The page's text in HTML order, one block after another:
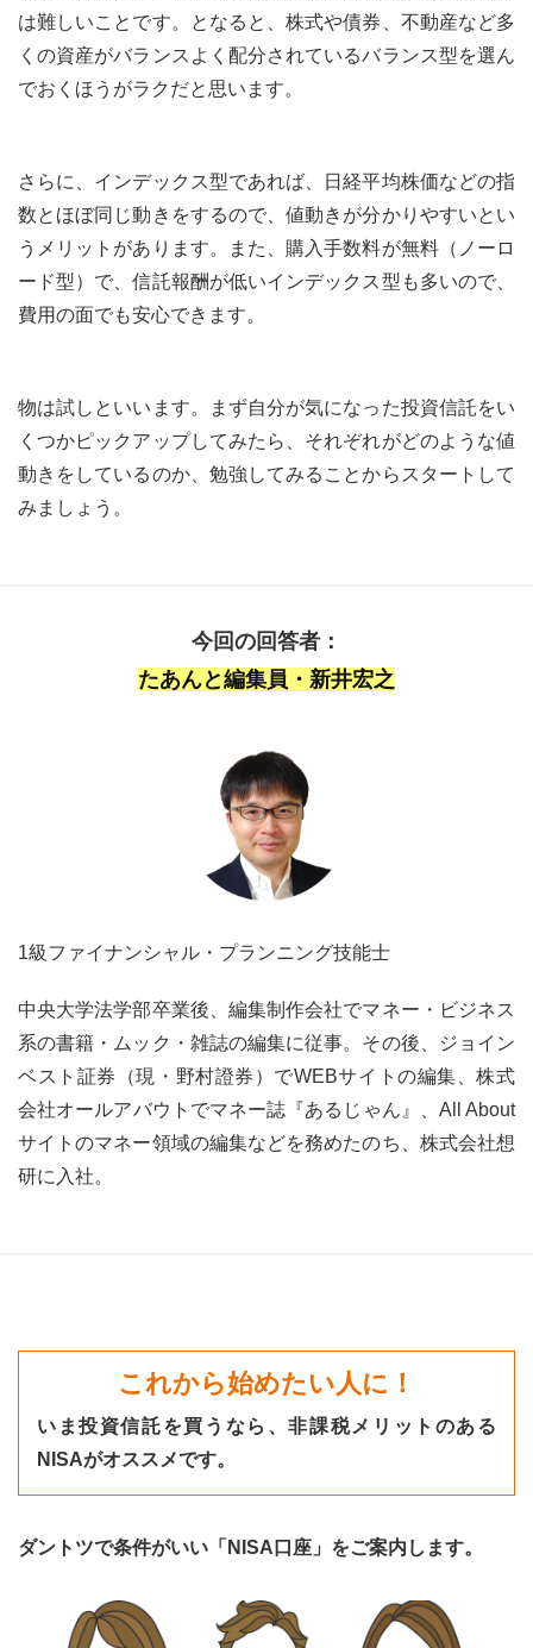
は難しいことです。となると、株式や債券、不動産など多
くの資産がバランスよく配分されているバランス型を選ん
でおくほうがラクだと思います。
さらに、インデックス型であれば、日経平均株価などの指
数とほぼ同じ動きをするので、値動きが分かりやすいとい
うメリットがあります。また、購入手数料が無料（ノーロ
ード型）で、信託報酬が低いインデックス型も多いので、
費用の面でも安心できます。
物は試しといいます。まず自分が気になった投資信託をい
くつかピックアップしてみたら、それぞれがどのような値
動きをしているのか、勉強してみることからスタートして
みましょう。
今回の回答者：
たあんと編集員・新井宏之
1級ファイナンシャル・プランニング技能士
中央大学法学部卒業後、編集制作会社でマネー・ビジネス
系の書籍・ムック・雑誌の編集に従事。その後、ジョイン
ベスト証券（現・野村證券）でWEBサイトの編集、株式
会社オールアバウトでマネー誌『あるじゃん』、All About
サイトのマネー領域の編集などを務めたのち、株式会社想
研に入社。
これから始めたい人に！
いま投資信託を買うなら、非課税メリットのある
NISAがオススメです。
ダントツで条件がいい「NISA口座」をご案内します。